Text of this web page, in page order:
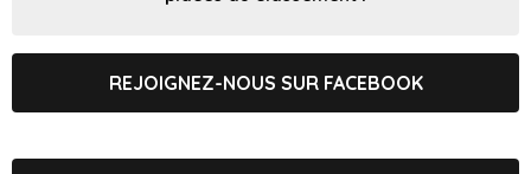
REJOIGNEZ-NOUS SUR FACEBOOK